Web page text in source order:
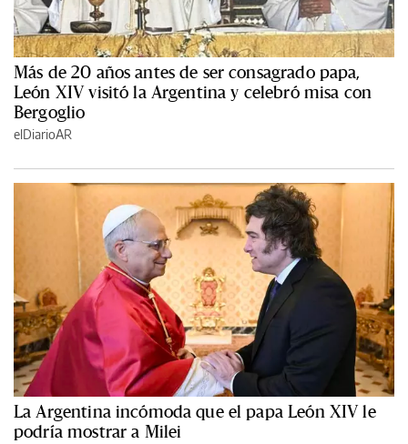
Más de 20 años antes de ser consagrado papa,
León XIV visitó la Argentina y celebró misa con
Bergoglio
elDiarioAR
La Argentina incómoda que el papa León XIV le
podría mostrar a Milei